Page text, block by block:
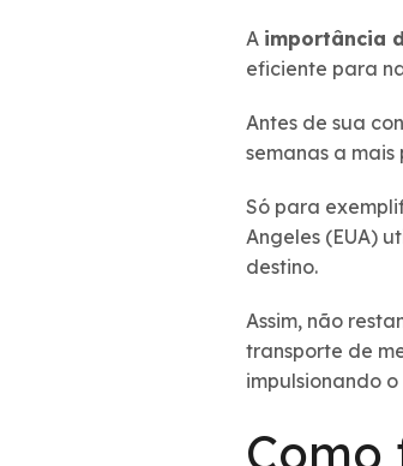
A importância
eficiente para
Antes de sua
semanas a
Só para
Angeles (EUA)
destino.
Assim, não
transporte de
impulsionando
Como